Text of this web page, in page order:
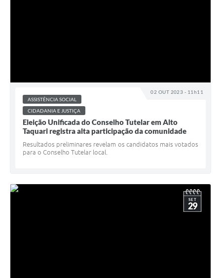
02 OUT 2023 - 11h11
ASSISTÊNCIA SOCIAL
CIDADANIA E JUSTIÇA
Eleição Unificada do Conselho Tutelar em Alto
Taquari registra alta participação da comunidade
Resultados preliminares revelam os candidatos mais votados
para o Conselho Tutelar local.
SET
29